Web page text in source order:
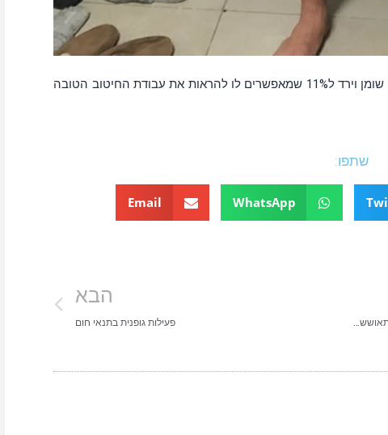
כל הכבוד לשפריר על התוצאות היפות! התחיל ב17% שומן וירד ל11% שמאפשרים לו להראות את עבודת החיטוב הטובה
שתפו:
WhatsApp
Email
הבא
פעילות גופנית בתנאי חום